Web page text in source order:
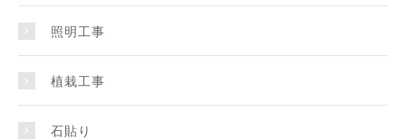
照明工事
植栽工事
石貼り